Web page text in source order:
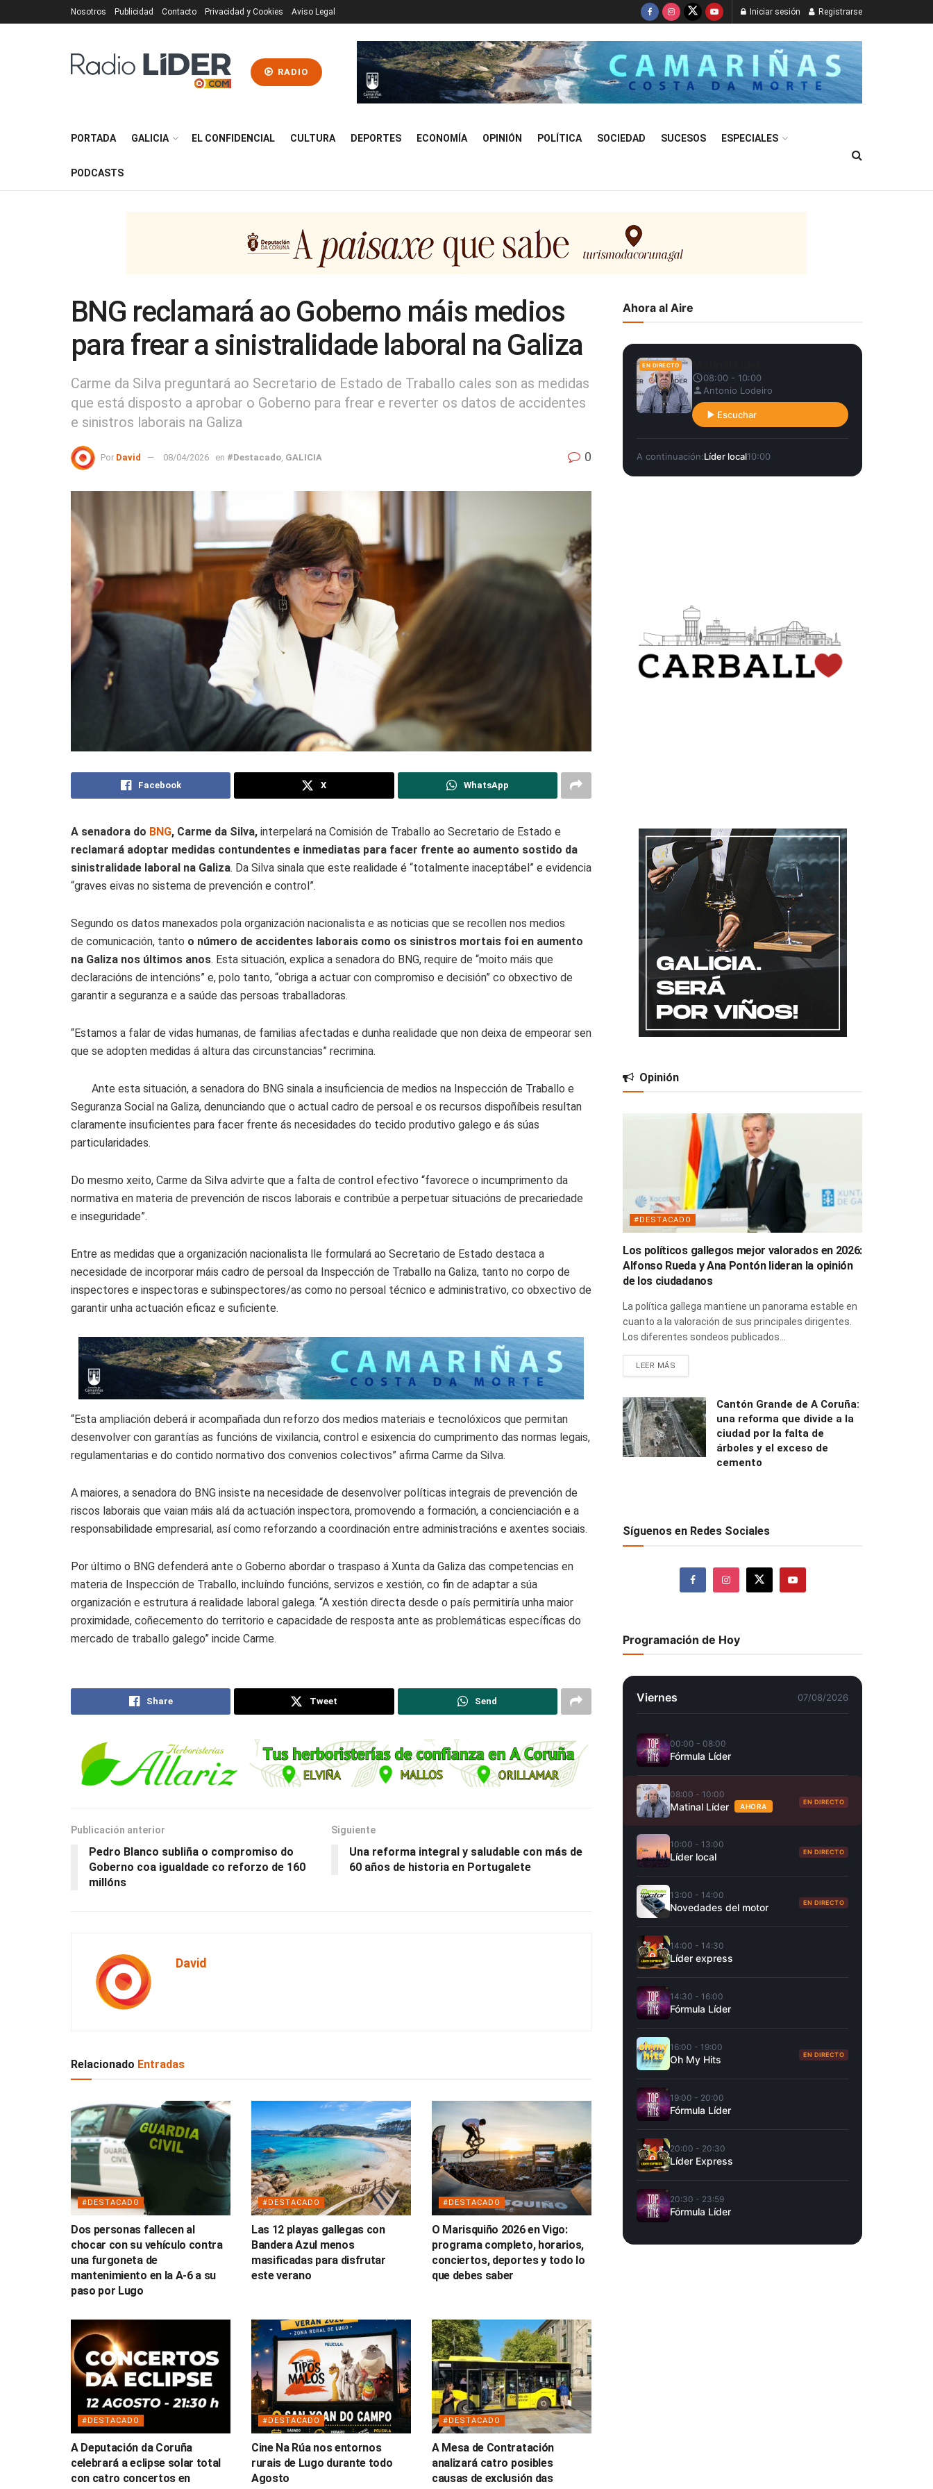
Nosotros Publicidad Contacto Privacidad y Cookies Aviso Legal Iniciar sesión Registrarse
RADIO
PORTADA GALICIA EL CONFIDENCIAL CULTURA DEPORTES ECONOMÍA OPINIÓN POLÍTICA SOCIEDAD SUCESOS ESPECIALES
PODCASTS
BNG reclamará ao Goberno máis medios
para frear a sinistralidade laboral na Galiza
Carme da Silva preguntará ao Secretario de Estado de Traballo cales son as medidas
que está disposto a aprobar o Goberno para frear e reverter os datos de accidentes
e sinistros laborais na Galiza
Por David 08/04/2026 en #Destacado GALICIA 0
Facebook X WhatsApp
A senadora do BNG, Carme da Silva, interpelará na Comisión de Traballo ao Secretario de Estado e
reclamará adoptar medidas contundentes e inmediatas para facer frente ao aumento sostido da
sinistralidade laboral na Galiza. Da Silva sinala que este realidade é “totalmente inaceptábel” e evidencia
“graves eivas no sistema de prevención e control”.
Segundo os datos manexados pola organización nacionalista e as noticias que se recollen nos medios
de comunicación, tanto o número de accidentes laborais como os sinistros mortais foi en aumento
na Galiza nos últimos anos. Esta situación, explica a senadora do BNG, require de “moito máis que
declaracións de intencións” e, polo tanto, “obriga a actuar con compromiso e decisión” co obxectivo de
garantir a seguranza e a saúde das persoas traballadoras.
“Estamos a falar de vidas humanas, de familias afectadas e dunha realidade que non deixa de empeorar sen
que se adopten medidas á altura das circunstancias” recrimina.
Ante esta situación, a senadora do BNG sinala a insuficiencia de medios na Inspección de Traballo e
Seguranza Social na Galiza, denunciando que o actual cadro de persoal e os recursos dispoñíbeis resultan
claramente insuficientes para facer frente ás necesidades do tecido produtivo galego e ás súas
particularidades.
Do mesmo xeito, Carme da Silva advirte que a falta de control efectivo “favorece o incumprimento da
normativa en materia de prevención de riscos laborais e contribúe a perpetuar situacións de precariedade
e inseguridade”.
Entre as medidas que a organización nacionalista lle formulará ao Secretario de Estado destaca a
necesidade de incorporar máis cadro de persoal da Inspección de Traballo na Galiza, tanto no corpo de
inspectores e inspectoras e subinspectores/as como no persoal técnico e administrativo, co obxectivo de
garantir unha actuación eficaz e suficiente.
“Esta ampliación deberá ir acompañada dun reforzo dos medios materiais e tecnolóxicos que permitan
desenvolver con garantías as funcións de vixilancia, control e esixencia do cumprimento das normas legais,
regulamentarias e do contido normativo dos convenios colectivos” afirma Carme da Silva.
A maiores, a senadora do BNG insiste na necesidade de desenvolver políticas integrais de prevención de
riscos laborais que vaian máis alá da actuación inspectora, promovendo a formación, a concienciación e a
responsabilidade empresarial, así como reforzando a coordinación entre administracións e axentes sociais.
Por último o BNG defenderá ante o Goberno abordar o traspaso á Xunta da Galiza das competencias en
materia de Inspección de Traballo, incluíndo funcións, servizos e xestión, co fin de adaptar a súa
organización e estrutura á realidade laboral galega. “A xestión directa desde o país permitiría unha maior
proximidade, coñecemento do territorio e capacidade de resposta ante as problemáticas específicas do
mercado de traballo galego” incide Carme.
Share Tweet Send
Publicación anterior
Pedro Blanco subliña o compromiso do
Goberno coa igualdade co reforzo de 160
millóns
Siguiente
Una reforma integral y saludable con más de
60 años de historia en Portugalete
David
Relacionado Entradas
#DESTACADO
Dos personas fallecen al
chocar con su vehículo contra
una furgoneta de
mantenimiento en la A-6 a su
paso por Lugo
#DESTACADO
Las 12 playas gallegas con
Bandera Azul menos
masificadas para disfrutar
este verano
#DESTACADO
O Marisquiño 2026 en Vigo:
programa completo, horarios,
conciertos, deportes y todo lo
que debes saber
#DESTACADO
A Deputación da Coruña
celebrará a eclipse solar total
con catro concertos en
#DESTACADO
Cine Na Rúa nos entornos
rurais de Lugo durante todo
Agosto
#DESTACADO
A Mesa de Contratación
analizará catro posibles
causas de exclusión das
Ahora al Aire
EN DIRECTO
08:00 - 10:00
Antonio Lodeiro
Escuchar
A continuación:Líder local10:00
Opinión
#DESTACADO
Los políticos gallegos mejor valorados en 2026:
Alfonso Rueda y Ana Pontón lideran la opinión
de los ciudadanos
La política gallega mantiene un panorama estable en
cuanto a la valoración de sus principales dirigentes.
Los diferentes sondeos publicados...
LEER MÁS
Cantón Grande de A Coruña:
una reforma que divide a la
ciudad por la falta de
árboles y el exceso de
cemento
Síguenos en Redes Sociales
Programación de Hoy
Viernes 07/08/2026
00:00 - 08:00
Fórmula Líder
08:00 - 10:00
Matinal Líder AHORA
EN DIRECTO
10:00 - 13:00
Líder local EN DIRECTO
13:00 - 14:00
Novedades del motor EN DIRECTO
14:00 - 14:30
Líder express
14:30 - 16:00
Fórmula Líder
16:00 - 19:00
Oh My Hits EN DIRECTO
19:00 - 20:00
Fórmula Líder
20:00 - 20:30
Líder Express
20:30 - 23:59
Fórmula Líder